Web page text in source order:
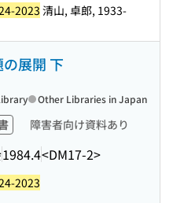
2023 清山, 卓郎, 1933-
展開 下
障害者向け資料あり
1984.4<DM17-2>
Other Libraries in Japan
2023